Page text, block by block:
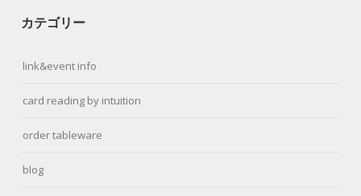
カテゴリー
link&event info
card reading by intuition
order tableware
blog